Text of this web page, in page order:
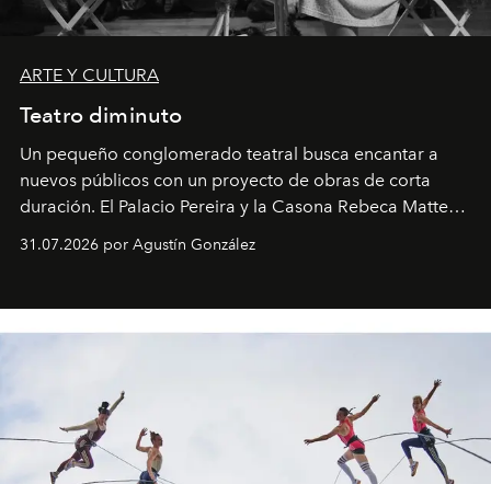
ARTE Y CULTURA
Teatro diminuto
Un pequeño conglomerado teatral busca encantar a
nuevos públicos con un proyecto de obras de corta
duración. El Palacio Pereira y la Casona Rebeca Matte
son algunos de los lugares que han albergado estas
miniobras. Sus puestas en escena son limpias; ponen el
31.07.2026 por Agustín González